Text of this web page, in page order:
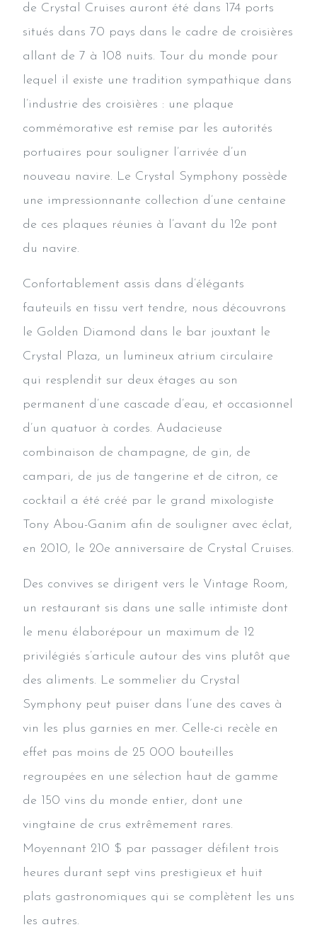
de Crystal Cruises auront été dans 174 ports
situés dans 70 pays dans le cadre de croisières
allant de 7 à 108 nuits. Tour du monde pour
lequel il existe une tradition sympathique dans
l’industrie des croisières : une plaque
commémorative est remise par les autorités
portuaires pour souligner l’arrivée d’un
nouveau navire. Le Crystal Symphony possède
une impressionnante collection d’une centaine
de ces plaques réunies à l’avant du 12e pont
du navire.
Confortablement assis dans d’élégants
fauteuils en tissu vert tendre, nous découvrons
le Golden Diamond dans le bar jouxtant le
Crystal Plaza, un lumineux atrium circulaire
qui resplendit sur deux étages au son
permanent d’une cascade d’eau, et occasionnel
d’un quatuor à cordes. Audacieuse
combinaison de champagne, de gin, de
campari, de jus de tangerine et de citron, ce
cocktail a été créé par le grand mixologiste
Tony Abou-Ganim afin de souligner avec éclat,
en 2010, le 20e anniversaire de Crystal Cruises.
Des convives se dirigent vers le Vintage Room,
un restaurant sis dans une salle intimiste dont
le menu élaborépour un maximum de 12
privilégiés s’articule autour des vins plutôt que
des aliments. Le sommelier du Crystal
Symphony peut puiser dans l’une des caves à
vin les plus garnies en mer. Celle-ci recèle en
effet pas moins de 25 000 bouteilles
regroupées en une sélection haut de gamme
de 150 vins du monde entier, dont une
vingtaine de crus extrêmement rares.
Moyennant 210 $ par passager défilent trois
heures durant sept vins prestigieux et huit
plats gastronomiques qui se complètent les uns
les autres.